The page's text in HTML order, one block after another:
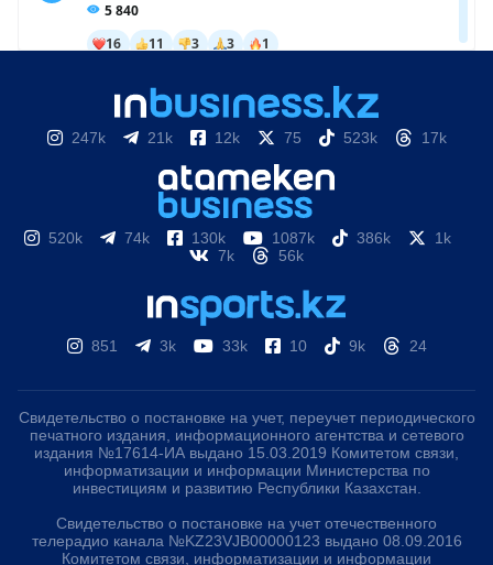
247k 21k 12k 75 523k 17k
520k 74k 130k 1087k 386k
1k
7k
56k
851 3k 33k 10 9k 24
Свидетельство о постановке на учет, переучет периодического
печатного издания, информационного агентства и сетевого
издания №17614-ИА выдано 15.03.2019 Комитетом связи,
информатизации и информации Министерства по
инвестициям и развитию Республики Казахстан.
Свидетельство о постановке на учет отечественного
телерадио канала №KZ23VJB00000123 выдано 08.09.2016
Комитетом связи, информатизации и информации